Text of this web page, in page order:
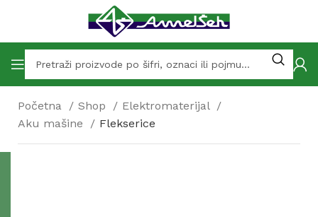
Početna Shop
Elektromaterijal
Aku mašine
Flekserice